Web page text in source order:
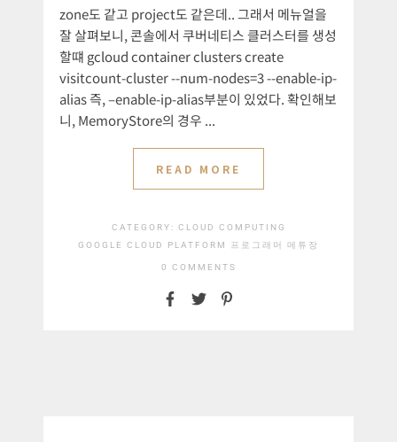
zone도 같고 project도 같은데.. 그래서 메뉴얼을
잘 살펴보니, 콘솔에서 쿠버네티스 클러스터를 생성
할떄 gcloud container clusters create
visitcount-cluster --num-nodes=3 --enable-ip-
alias 즉, –enable-ip-alias부분이 있었다. 확인해보
니, MemoryStore의 경우 ...
READ MORE
CATEGORY: CLOUD COMPUTING
GOOGLE CLOUD PLATFORM
프로그래머 메튜장
0 COMMENTS